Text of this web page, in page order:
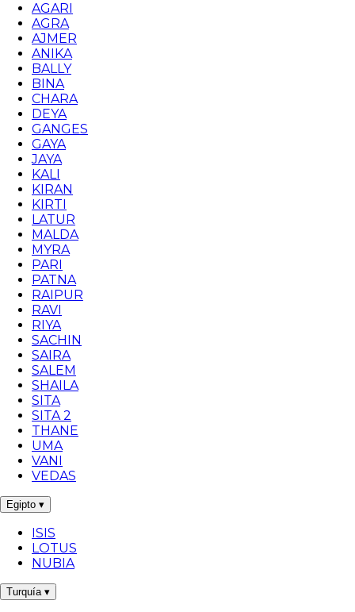
AGARI
AGRA
AJMER
ANIKA
BALLY
BINA
CHARA
DEYA
GANGES
GAYA
JAYA
KALI
KIRAN
KIRTI
LATUR
MALDA
MYRA
PARI
PATNA
RAIPUR
RAVI
RIYA
SACHIN
SAIRA
SALEM
SHAILA
SITA
SITA 2
THANE
UMA
VANI
VEDAS
Egipto ▾
ISIS
LOTUS
NUBIA
Turquía ▾